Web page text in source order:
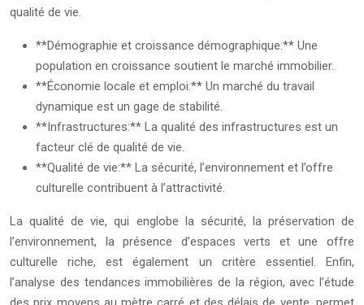
qualité de vie.
**Démographie et croissance démographique:** Une
population en croissance soutient le marché immobilier.
**Économie locale et emploi:** Un marché du travail
dynamique est un gage de stabilité.
**Infrastructures:** La qualité des infrastructures est un
facteur clé de qualité de vie.
**Qualité de vie:** La sécurité, l’environnement et l’offre
culturelle contribuent à l’attractivité.
La qualité de vie, qui englobe la sécurité, la préservation de
l’environnement, la présence d’espaces verts et une offre
culturelle riche, est également un critère essentiel. Enfin,
l’analyse des tendances immobilières de la région, avec l’étude